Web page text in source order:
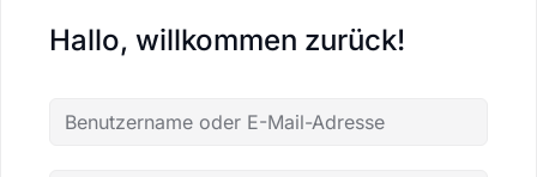
Hallo, willkommen zurück!